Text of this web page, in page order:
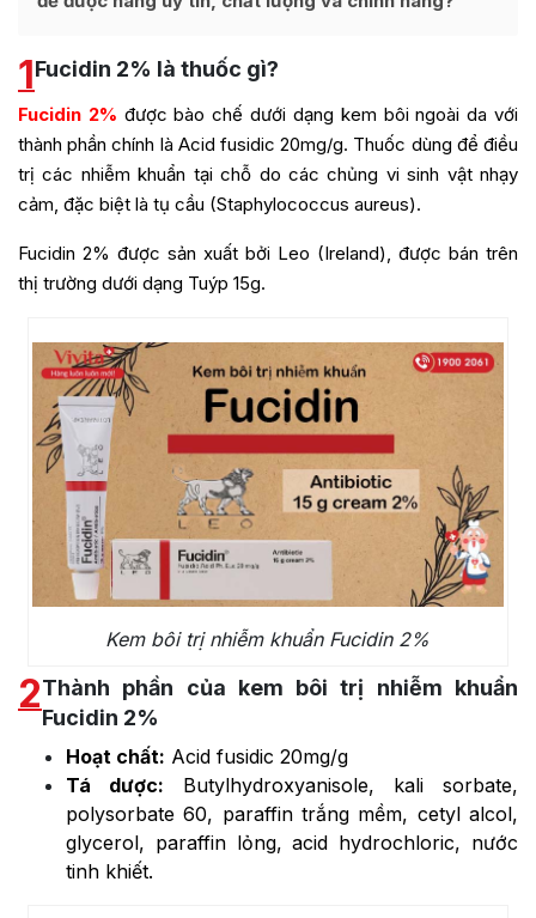
1Fucidin 2% là thuốc gì?
Fucidin 2% được bào chế dưới dạng kem bôi ngoài da với
thành phần chính là Acid fusidic 20mg/g. Thuốc dùng để điều
trị các nhiễm khuẩn tại chỗ do các chủng vi sinh vật nhạy
cảm, đặc biệt là tụ cầu (Staphylococcus aureus).
Fucidin 2% được sản xuất bởi Leo (Ireland), được bán trên
thị trường dưới dạng Tuýp 15g.
Kem bôi trị nhiễm khuẩn Fucidin 2%
2Thành phần của kem bôi trị nhiễm khuẩn
Fucidin 2%
Hoạt chất: Acid fusidic 20mg/g
Tá dược: Butylhydroxyanisole, kali sorbate,
polysorbate 60, paraffin trắng mềm, cetyl alcol,
glycerol, paraffin lỏng, acid hydrochloric, nước
tinh khiết.